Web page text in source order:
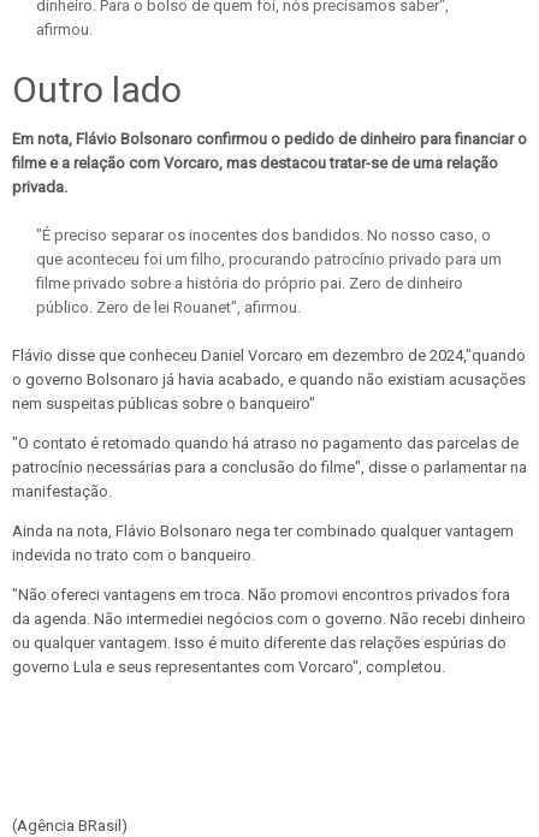
dinheiro. Para o bolso de quem foi, nós precisamos saber",
afirmou.
Outro lado
Em nota, Flávio Bolsonaro confirmou o pedido de dinheiro para financiar o
filme e a relação com Vorcaro, mas destacou tratar-se de uma relação
privada.
"É preciso separar os inocentes dos bandidos. No nosso caso, o
que aconteceu foi um filho, procurando patrocínio privado para um
filme privado sobre a história do próprio pai. Zero de dinheiro
público. Zero de lei Rouanet", afirmou.
Flávio disse que conheceu Daniel Vorcaro em dezembro de 2024,"quando
o governo Bolsonaro já havia acabado, e quando não existiam acusações
nem suspeitas públicas sobre o banqueiro"
"O contato é retomado quando há atraso no pagamento das parcelas de
patrocínio necessárias para a conclusão do filme", disse o parlamentar na
manifestação.
Ainda na nota, Flávio Bolsonaro nega ter combinado qualquer vantagem
indevida no trato com o banqueiro.
"Não ofereci vantagens em troca. Não promovi encontros privados fora
da agenda. Não intermediei negócios com o governo. Não recebi dinheiro
ou qualquer vantagem. Isso é muito diferente das relações espúrias do
governo Lula e seus representantes com Vorcaro", completou.
(Agência BRasil)